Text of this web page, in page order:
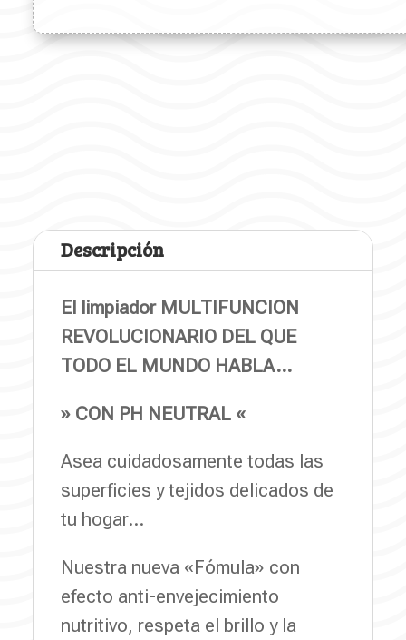
Descripción
El limpiador MULTIFUNCION
REVOLUCIONARIO DEL QUE
TODO EL MUNDO HABLA…
» CON PH NEUTRAL «
Asea cuidadosamente todas las
superficies y tejidos delicados de
tu hogar…
Nuestra nueva «Fómula» con
efecto anti-envejecimiento
nutritivo, respeta el brillo y la